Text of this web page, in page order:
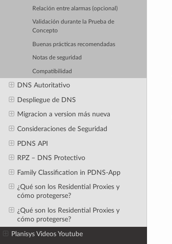
Relación entre alarmas (opcional)
Validación durante la Prueba de
Concepto
Buenas prácticas recomendadas
Notas de seguridad
Compatibilidad
DNS Autoritativo
Despliegue de DNS
Migracion a version más nueva
Consideraciones de Seguridad
PDNS API
RPZ – DNS Protectivo
Family Classification in PDNS-App
¿Qué son los Residential Proxies y
cómo protegerse?
¿Qué son los Residential Proxies y
cómo protegerse?
Planisys Videos Youtube